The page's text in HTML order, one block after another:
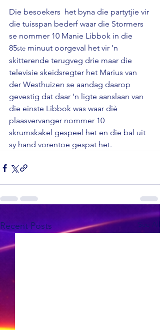
Die besoekers  het byna die partytjie vir
die tuisspan bederf waar die Stormers
se nommer 10 Manie Libbok in die
85ste minuut oorgeval het vir ’n
skitterende terugveg drie maar die
televisie skeidsregter het Marius van
der Westhuizen se aandag daarop
gevestig dat daar ’n ligte aanslaan van
die einste Libbok was waar diè
plaasvervanger nommer 10
skrumskakel gespeel het en die bal uit
sy hand vorentoe gespat het.
Recent Posts See All